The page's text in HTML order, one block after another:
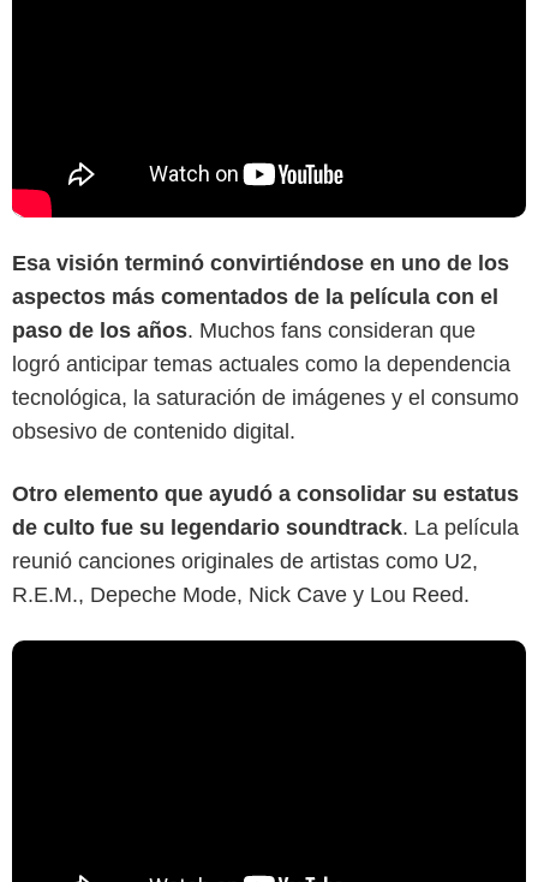
Esa visión terminó convirtiéndose en uno de los
aspectos más comentados de la película con el
paso de los años. Muchos fans consideran que
logró anticipar temas actuales como la dependencia
tecnológica, la saturación de imágenes y el consumo
obsesivo de contenido digital.
Otro elemento que ayudó a consolidar su estatus
de culto fue su legendario soundtrack. La película
reunió canciones originales de artistas como U2,
R.E.M., Depeche Mode, Nick Cave y Lou Reed.